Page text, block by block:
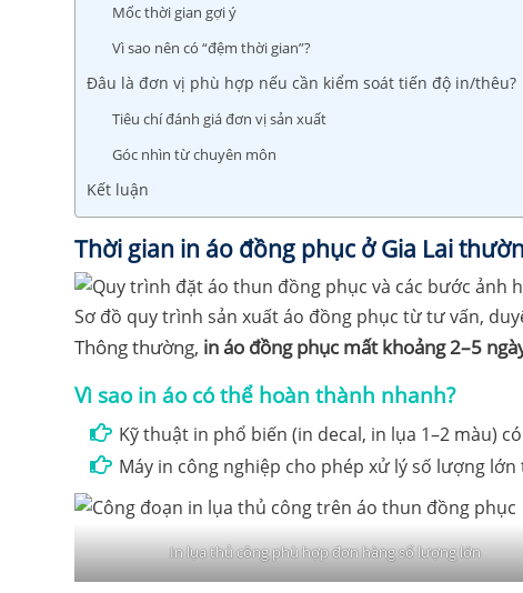
Mốc thời gian gợi ý
Vì sao nên có “đệm thời gian”?
Đâu là đơn vị phù hợp nếu cần kiểm soát tiến độ in/thêu?
Tiêu chí đánh giá đơn vị sản xuất
Góc nhìn từ chuyên môn
Kết luận
Thời gian in áo đồng phục ở Gia Lai
Sơ đồ quy trình sản xuất áo đồng phục từ tư vấn,
Thông thường, in áo đồng phục mất khoảng 2–5
Vì sao in áo có thể hoàn thành nhanh?
Kỹ thuật in phổ biến (in decal, in lụa 1–2 màu)
Máy in công nghiệp cho phép xử lý số lượng
In lụa thủ công phù hợp đơn hàng số lượng lớn